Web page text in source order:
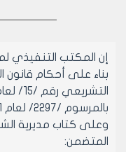
إن المكتب التنفيذي
بناء على أحكام قانون
بالمرسوم /2297/ لعام 1971 وتعديلاته.
المتضمن: